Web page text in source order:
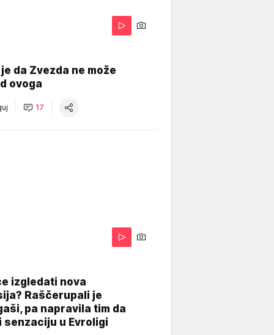
da Zvezda ne može
ovoga
17
izgledati nova
Raščerupali je
pa napravila tim da
senzaciju u Evroligi